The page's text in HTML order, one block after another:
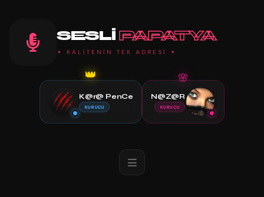
SESLI PAPATYA
✦ KALİTENİN TEK ADRESİ ✦
👑
K@r@ PenCe
KURUCU
🌸
N@Z@R
KURUCU